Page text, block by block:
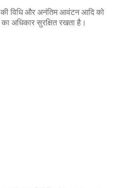
विधि और अनंतिम आवंटन आदि को
अधिकार सुरक्षित रखता है।